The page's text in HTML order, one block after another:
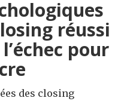
réussi
pour
des closing